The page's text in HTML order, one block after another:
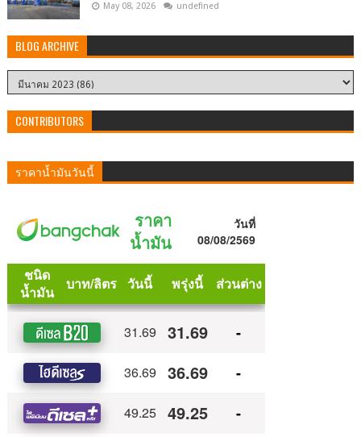
May 08, 2026 undefined
BLOG ARCHIVE
CONTRIBUTORS
ราคาน้ำมันวันนี้